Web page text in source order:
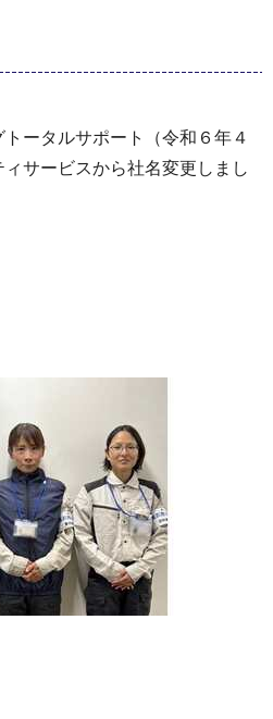
ータルサポート（令和６年４
サービスから社名変更しまし